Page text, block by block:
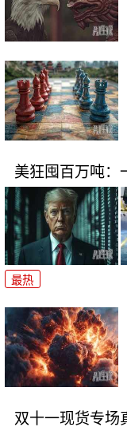
美狂囤百万吨：
最热
双十一现货专场